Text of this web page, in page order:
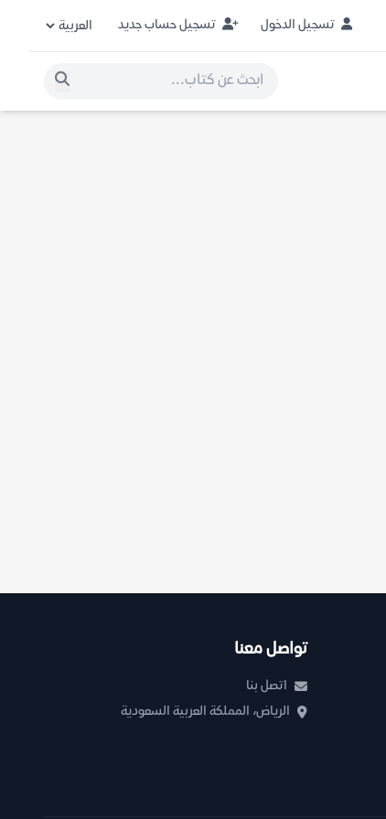
تسجيل الدخول تسجيل حساب جديد
تواصل معنا
اتصل بنا
الرياض، المملكة العربية السعودية